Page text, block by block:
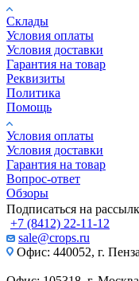
Склады
Условия оплаты
Условия доставки
Гарантия на товар
Реквизиты
Политика
Помощь
Условия оплаты
Условия доставки
Гарантия на товар
Вопрос-ответ
Обзоры
Подписаться на
+7 (8412) 22-11-12
sale@crops.ru
Офис: 440052, г.